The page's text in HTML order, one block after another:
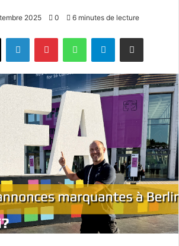
2025 0 6 minutes de lecture
X LinkedinPinterestWhatsAppTelegramPartagez par mail